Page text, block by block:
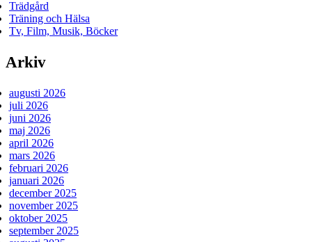
Trädgård
Träning och Hälsa
Tv, Film, Musik, Böcker
Arkiv
augusti 2026
juli 2026
juni 2026
maj 2026
april 2026
mars 2026
februari 2026
januari 2026
december 2025
november 2025
oktober 2025
september 2025